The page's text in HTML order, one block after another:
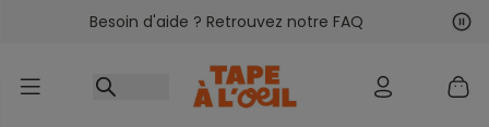
Accéder au contenu
Besoin d'aide ? Retrouvez notre FAQ